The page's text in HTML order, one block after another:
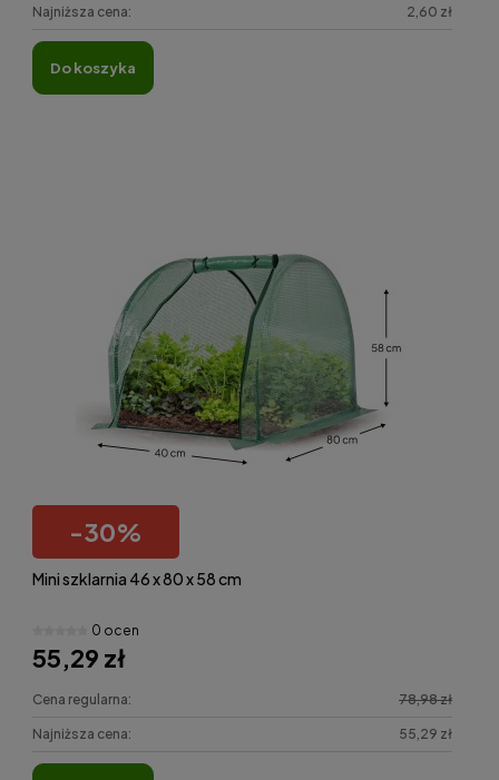
Najniższa cena: 2,60 zł
do koszyka
-30%
Mini szklarnia 46 x 80 x 58 cm
0 ocen
55,29 zł
Cena regularna: 78,98 zł
Najniższa cena: 55,29 zł